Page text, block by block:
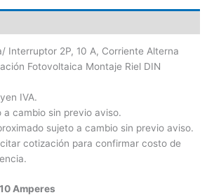
Interruptor 2P, 10 A, Corriente Alterna
Fotovoltaica Montaje Riel DIN
IVA.
a cambio sin previo aviso.
sujeto a cambio sin previo aviso.
cotización para confirmar costo de
Amperes